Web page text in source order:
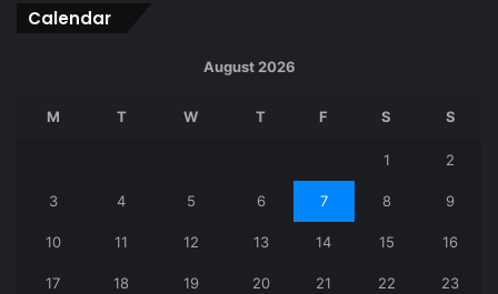
Calendar
August 2026
M T W T F S S
1 2
3 4 5 6 7 8 9
10 11 12 13 14 15 16
17 18 19 20 21 22 23